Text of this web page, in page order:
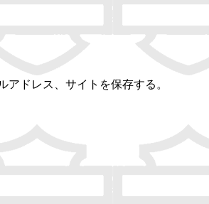
ドレス、サイトを保存する。